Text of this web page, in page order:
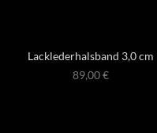
Lacklederhalsband 3,0 cm
89,00€